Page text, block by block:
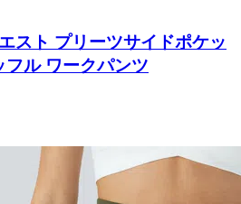
スト プリーツサイドポケッ
フル ワークパンツ